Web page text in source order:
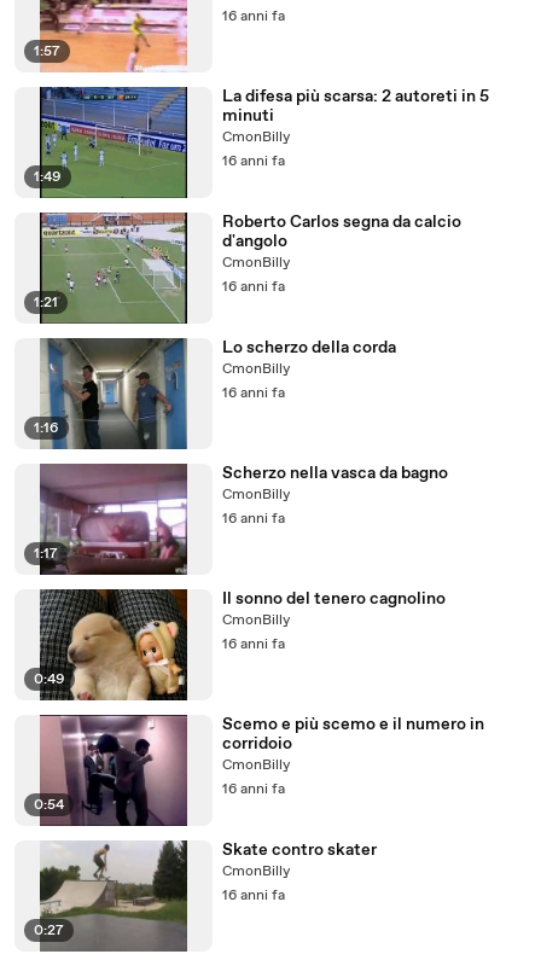
1:57
16 anni fa
1:49
La difesa più scarsa: 2 autoreti in 5
minuti
CmonBilly
16 anni fa
1:21
Roberto Carlos segna da calcio
d'angolo
CmonBilly
16 anni fa
1:16
Lo scherzo della corda
CmonBilly
16 anni fa
1:17
Scherzo nella vasca da bagno
CmonBilly
16 anni fa
0:49
Il sonno del tenero cagnolino
CmonBilly
16 anni fa
0:54
Scemo e più scemo e il numero in
corridoio
CmonBilly
16 anni fa
0:27
Skate contro skater
CmonBilly
16 anni fa